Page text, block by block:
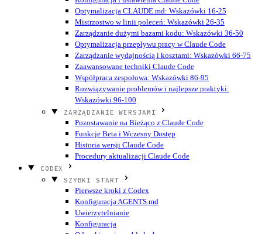
Optymalizacja CLAUDE.md: Wskazówki 16-25
Mistrzostwo w linii poleceń: Wskazówki 26-35
Zarządzanie dużymi bazami kodu: Wskazówki 36-50
Optymalizacja przepływu pracy w Claude Code
Zarządzanie wydajnością i kosztami: Wskazówki 66-75
Zaawansowane techniki Claude Code
Współpraca zespołowa: Wskazówki 86-95
Rozwiązywanie problemów i najlepsze praktyki:
Wskazówki 96-100
ZARZĄDZANIE WERSJAMI
Pozostawanie na Bieżąco z Claude Code
Funkcje Beta i Wczesny Dostęp
Historia wersji Claude Code
Procedury aktualizacji Claude Code
CODEX
SZYBKI START
Pierwsze kroki z Codex
Konfiguracja AGENTS.md
Uwierzytelnianie
Konfiguracja